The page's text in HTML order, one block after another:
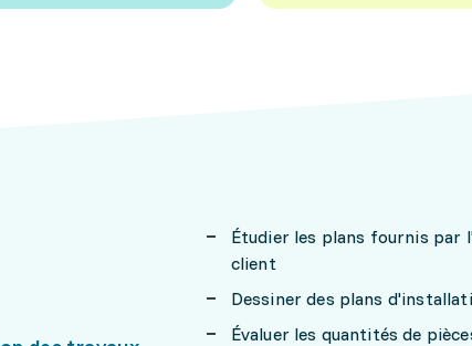
Étudier les plans fournis par
client
Dessiner des plans
Évaluer les quantités de